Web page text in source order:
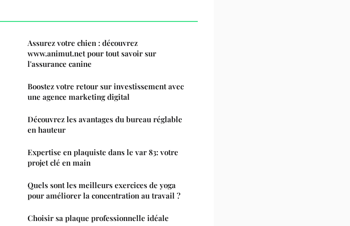
Assurez votre chien : découvrez
www.animut.net pour tout savoir sur
l'assurance canine
Boostez votre retour sur investissement avec
une agence marketing digital
Découvrez les avantages du bureau réglable
en hauteur
Expertise en plaquiste dans le var 83: votre
projet clé en main
Quels sont les meilleurs exercices de yoga
pour améliorer la concentration au travail ?
Choisir sa plaque professionnelle idéale